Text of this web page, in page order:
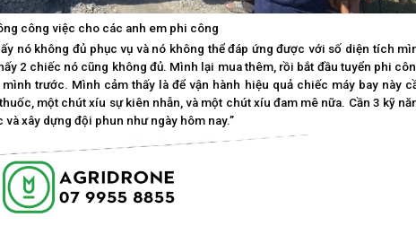
công việc cho các anh em phi công
nó không đủ phục vụ và nó không thể đáp ứng được với số diện tích
2 chiếc nó cũng không đủ. Mình lại mua thêm, rồi bắt đầu tuyển phi
trước. Mình cảm thấy là để vận hành hiệu quả chiếc máy bay này
một chút xíu sự kiên nhẫn, và một chút xíu đam mê nữa. Cần 3 kỹ
xây dựng đội phun như ngày hôm nay.”